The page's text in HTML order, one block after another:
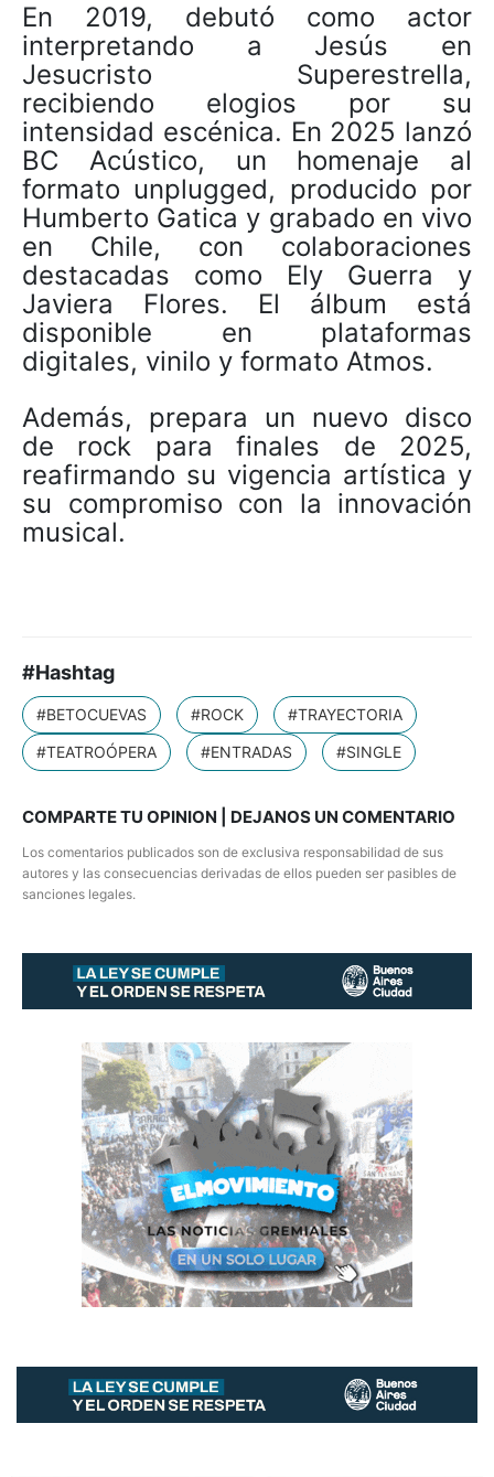
En 2019, debutó como actor
interpretando a Jesús en
Jesucristo Superestrella,
recibiendo elogios por su
intensidad escénica. En 2025 lanzó
BC Acústico, un homenaje al
formato unplugged, producido por
Humberto Gatica y grabado en vivo
en Chile, con colaboraciones
destacadas como Ely Guerra y
Javiera Flores. El álbum está
disponible en plataformas
digitales, vinilo y formato Atmos.
Además, prepara un nuevo disco
de rock para finales de 2025,
reafirmando su vigencia artística y
su compromiso con la innovación
musical.
#Hashtag
#BETOCUEVAS #ROCK
#TRAYECTORIA
#TEATROÓPERA
#ENTRADAS #SINGLE
COMPARTE TU OPINION | DEJANOS UN COMENTARIO
Los comentarios publicados son de exclusiva responsabilidad de sus
autores y las consecuencias derivadas de ellos pueden ser pasibles de
sanciones legales.